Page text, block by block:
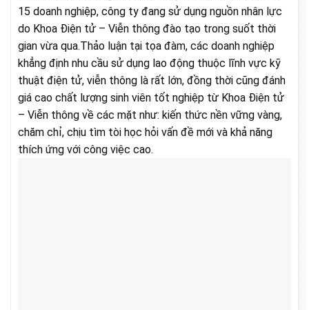
15 doanh nghiệp, công ty đang sử dụng nguồn nhân lực
do Khoa Điện tử – Viễn thông đào tạo trong suốt thời
gian vừa qua.Thảo luận tại tọa đàm, các doanh nghiệp
khẳng định nhu cầu sử dụng lao động thuộc lĩnh vực kỹ
thuật điện tử, viễn thông là rất lớn, đồng thời cũng đánh
giá cao chất lượng sinh viên tốt nghiệp từ Khoa Điện tử
– Viễn thông về các mặt như: kiến thức nền vững vàng,
chăm chỉ, chịu tìm tòi học hỏi vấn đề mới và khả năng
thích ứng với công việc cao.